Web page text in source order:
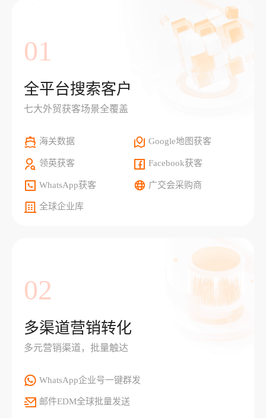
01
全平台搜索客户
七大外贸获客场景全覆盖
海关数据 Google地图获客
领英获客 Facebook获客
WhatsApp获客 广交会采购商
全球企业库
02
多渠道营销转化
多元营销渠道，批量触达
WhatsApp企业号一键群发
邮件EDM全球批量发送